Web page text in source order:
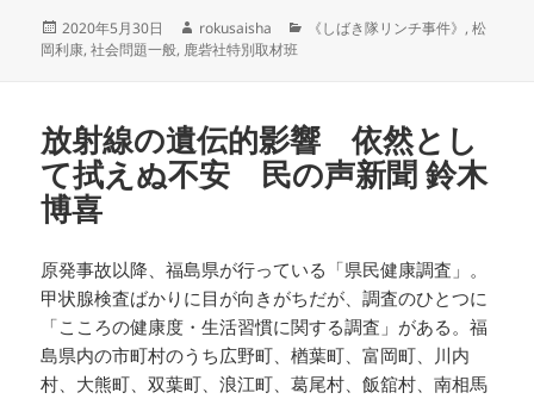
投
稿
2020年5月30日
作
成
rokusaisha
カ《しばき隊リンチ事件》 ,松
岡利康,社会問題一般, 鹿砦社特別取材班
放射線の遺伝的影響 依然とし
て拭えぬ不安 民の声新聞 鈴木
博喜
原発事故以降、福島県が行っている「県民健康調査」。
甲状腺検査ばかりに目が向きがちだが、調査のひとつに
「こころの健康度・生活習慣に関する調査」がある。福
島県内の市町村のうち広野町、楢葉町、富岡町、川内
村、大熊町、双葉町、浪江町、葛尾村、飯舘村、南相馬